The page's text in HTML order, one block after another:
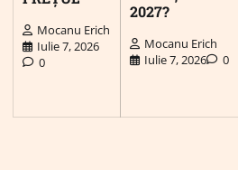
Mocanu Erich
Iulie 7, 2026
0
2027?
Mocanu Erich
Iulie 7, 2026
0